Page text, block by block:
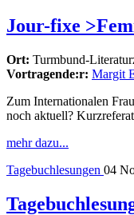
Jour-fixe
Ort: Turmbund-
Vortragende:r: Margit
Zum Internationalen
noch aktuell?
mehr dazu...
Tagebuchlesungen 04